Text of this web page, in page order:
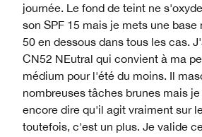
journée. Le fond de teint ne
son SPF 15 mais je mets une base
50 en dessous dans tous les cas.
CN52 NEutral qui convient à ma
médium pour l'été du moins. Il
nombreuses tâches brunes mais
encore dire qu'il agit vraiment sur
toutefois, c'est un plus. Je valide